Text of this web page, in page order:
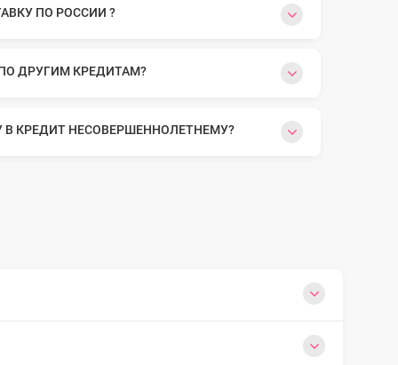
ПО РОССИИ ?
ДРУГИМ КРЕДИТАМ?
КРЕДИТ НЕСОВЕРШЕННОЛЕТНЕМУ?